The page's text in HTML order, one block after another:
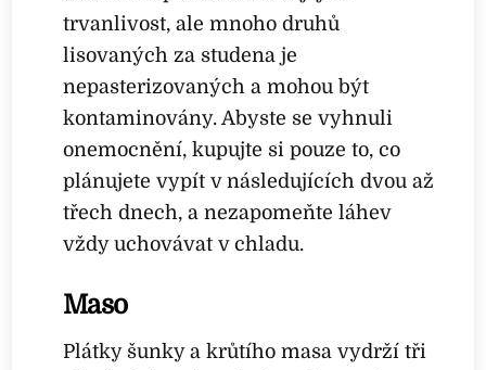
trvanlivost, ale mnoho druhů
lisovaných za studena je
nepasterizovaných a mohou být
kontaminovány. Abyste se vyhnuli
onemocnění, kupujte si pouze to, co
plánujete vypít v následujících dvou až
třech dnech, a nezapomeňte láhev
vždy uchovávat v chladu.
Maso
Plátky šunky a krůtího masa vydrží tři